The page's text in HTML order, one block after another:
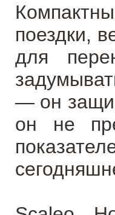
поездки,
для
— он
он не